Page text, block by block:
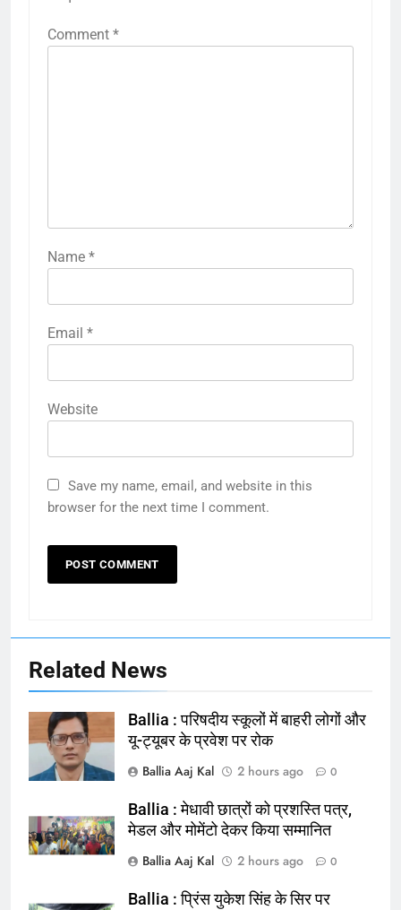
164
चिकित्सक, किया प्रदर्शन
Comment *
Name *
Email *
Website
Save my name, email, and website in this
browser for the next time I comment.
Related News
Ballia : परिषदीय स्कूलों में बाहरी लोगों और
यू-ट्यूबर के प्रवेश पर रोक
Ballia Aaj Kal
2 hours ago 0
Ballia : मेधावी छात्रों को प्रशस्ति पत्र,
मेडल और मोमेंटो देकर किया सम्मानित
Ballia Aaj Kal
2 hours ago 0
Ballia : प्रिंस युकेश सिंह के सिर पर